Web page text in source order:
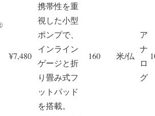
¥7,480
携帯性を重
視した小型
ポンプで、
インライン
ゲージと折
り畳み式フ
ットパッド
を搭載。
160 米/仏
ア
ナ
ロ
グ